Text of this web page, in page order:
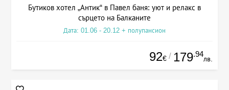
Бутиков хотел „Антик“ в Павел баня: уют и релакс в
сърцето на Балканите
Дата: 01.06 - 20.12 + полупансион
92€ / 179.94
лв.